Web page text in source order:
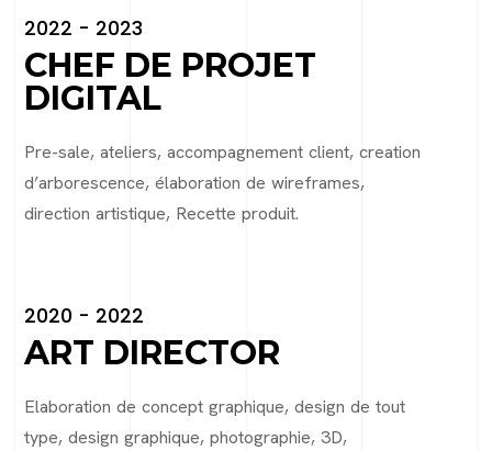
2022 - 2023
CHEF DE PROJET
DIGITAL
Pre-sale, ateliers, accompagnement client, creation
d’arborescence, élaboration de wireframes,
direction artistique, Recette produit.
2020 - 2022
ART DIRECTOR
Elaboration de concept graphique, design de tout
type, design graphique, photographie, 3D,